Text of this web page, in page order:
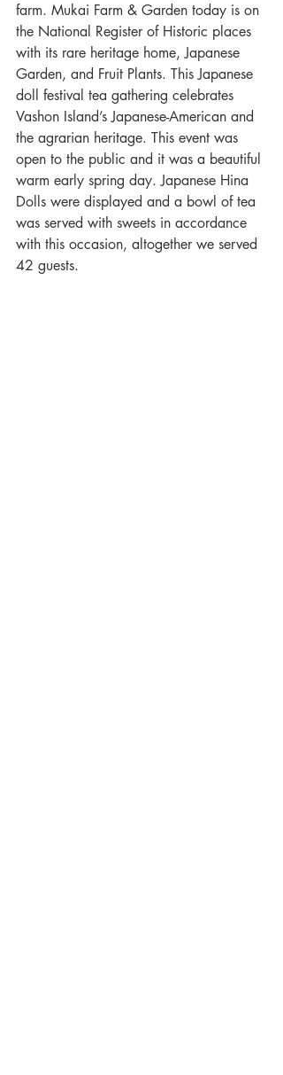
farm. Mukai Farm & Garden today is on
the National Register of Historic places
with its rare heritage home, Japanese
Garden, and Fruit Plants. This Japanese
doll festival tea gathering celebrates
Vashon Island’s Japanese-American and
the agrarian heritage. This event was
open to the public and it was a beautiful
warm early spring day. Japanese Hina
Dolls were displayed and a bowl of tea
was served with sweets in accordance
with this occasion, altogether we served
42 guests.